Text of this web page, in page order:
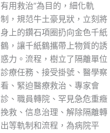
有用救治”為目的，細化軌
制，規范牛土豪見狀，立刻將
身上的鑽石項圈扔向金色千紙
鶴，讓千紙鶴攜帶上物質的誘
惑力。流程，樹立了隔離單位
診療任務、接受掛號、醫學察
看、緊迫醫療救治、專家會
診、職員轉院、罕見急危重癥
挽救、信息治理、解除隔離轉
出等軌制和流程，為病院平